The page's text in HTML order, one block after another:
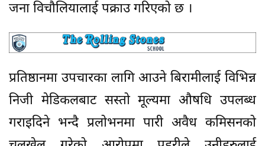
जना विचौलियालाई पक्राउ गरिएको छ ।
प्रतिष्ठानमा उपचारका लागि आउने बिरामीलाई विभिन्न
निजी मेडिकलबाट सस्तो मूल्यमा औषधि उपलब्ध
गराइदिने भन्दै प्रलोभनमा पारी अवैध कमिसनको